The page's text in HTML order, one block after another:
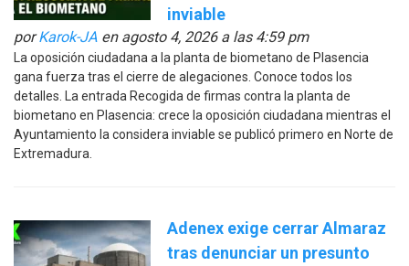
inviable
porKarok-JA en agosto 4, 2026 a las 4:59 pm
La oposición ciudadana a la planta de biometano de Plasencia
gana fuerza tras el cierre de alegaciones. Conoce todos los
detalles. La entrada Recogida de firmas contra la planta de
biometano en Plasencia: crece la oposición ciudadana mientras el
Ayuntamiento la considera inviable se publicó primero en Norte de
Extremadura.
Adenex exige cerrar Almaraz
tras denunciar un presunto